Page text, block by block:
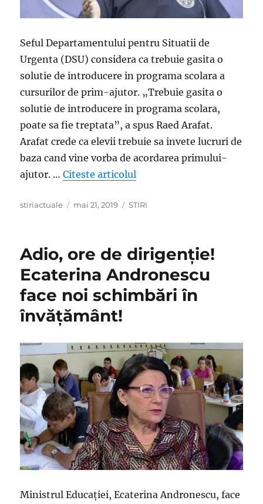
Seful Departamentului pentru Situatii de
Urgenta (DSU) considera ca trebuie gasita o
solutie de introducere in programa scolara a
cursurilor de prim-ajutor. „Trebuie gasita o
solutie de introducere in programa scolara,
poate sa fie treptata”, a spus Raed Arafat.
Arafat crede ca elevii trebuie sa invete lucruri de
baza cand vine vorba de acordarea primului-
ajutor. …Citeste articolul
Author
stiriactuale
Posted
mai 21, 2019 Categories
STIRI
Adio, ore de dirigenție!
Ecaterina Andronescu
face noi schimbări în
învățământ!
Ministrul Educației, Ecaterina Andronescu, face